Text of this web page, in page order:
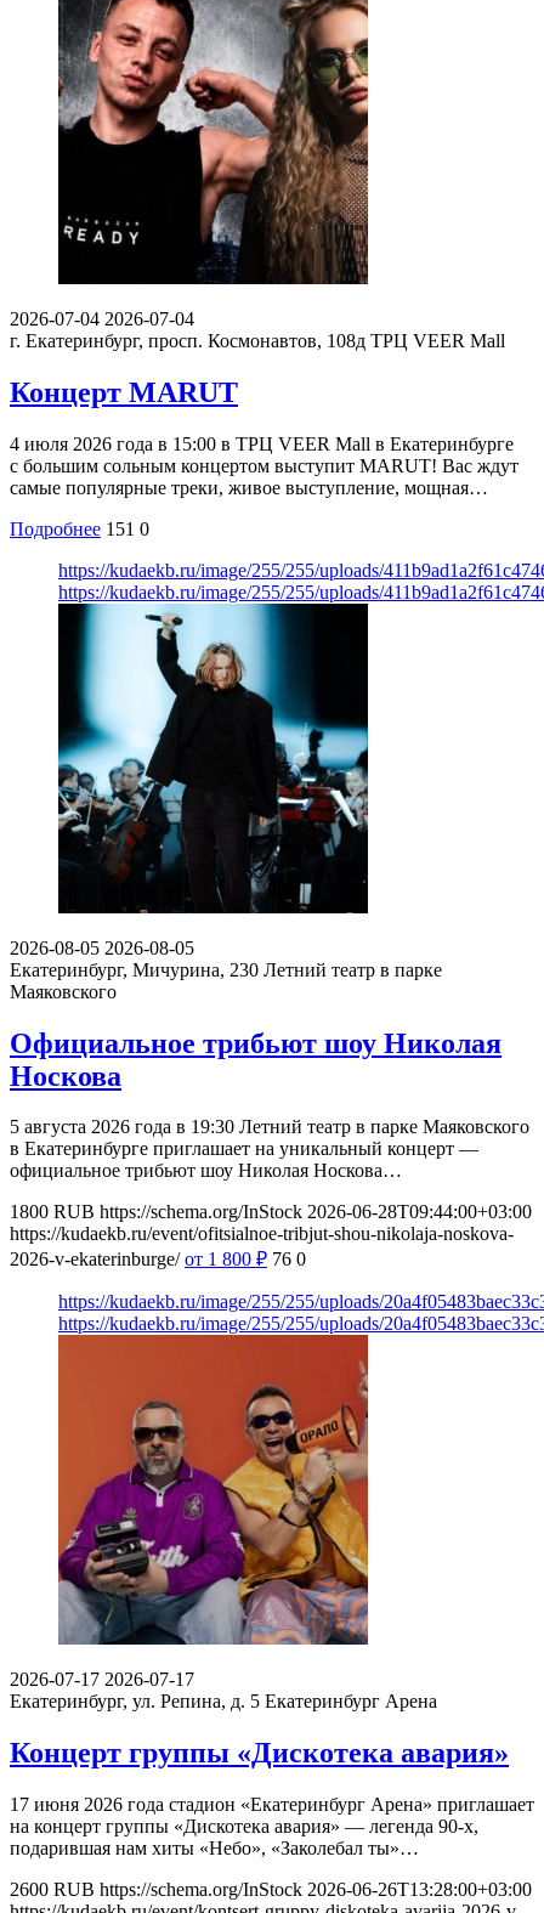
2026-07-04 2026-07-04
г. Екатеринбург, просп. Космонавтов, 108д ТРЦ VEER Mall
Концерт MARUT
4 июля 2026 года в 15:00 в ТРЦ VEER Mall в Екатеринбурге
с большим сольным концертом выступит MARUT! Вас ждут
самые популярные треки, живое выступление, мощная…
Подробнее 151 0
https://kudaekb.ru/image/255/255/uploads/
https://kudaekb.ru/image/255/255/uploads/
2026-08-05 2026-08-05
Екатеринбург, Мичурина, 230 Летний театр в парке
Маяковского
Официальное трибьют шоу Николая
Носкова
5 августа 2026 года в 19:30 Летний театр в парке Маяковского
в Екатеринбурге приглашает на уникальный концерт —
официальное трибьют шоу Николая Носкова…
1800 RUB https://schema.org/InStock 2026-06-28T09:44:00+03:00
https://kudaekb.ru/event/ofitsialnoe-tribjut-shou-nikolaja-noskova-
2026-v-ekaterinburge/ от 1 800 ₽ 76 0
https://kudaekb.ru/image/255/255/uploads/
https://kudaekb.ru/image/255/255/uploads/
2026-07-17 2026-07-17
Екатеринбург, ул. Репина, д. 5 Екатеринбург Арена
Концерт группы «Дискотека авария»
17 июня 2026 года стадион «Екатеринбург Арена» приглашает
на концерт группы «Дискотека авария» — легенда 90-х,
подарившая нам хиты «Небо», «Заколебал ты»…
2600 RUB https://schema.org/InStock 2026-06-26T13:28:00+03:00